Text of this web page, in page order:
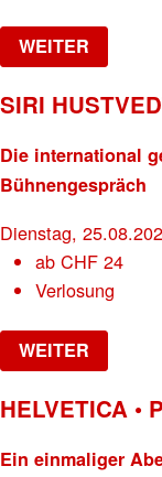
WEITER
SIRI
Die international
Bühnengespräch
Dienstag,
abCHF 24
Verlosung
WEITER
HELVETICA •
Ein einmaliger